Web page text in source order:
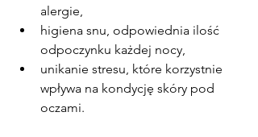
alergie,
higiena snu, odpowiednia ilość
odpoczynku każdej nocy,
unikanie stresu, które korzystnie
wpływa na kondycję skóry pod
oczami.